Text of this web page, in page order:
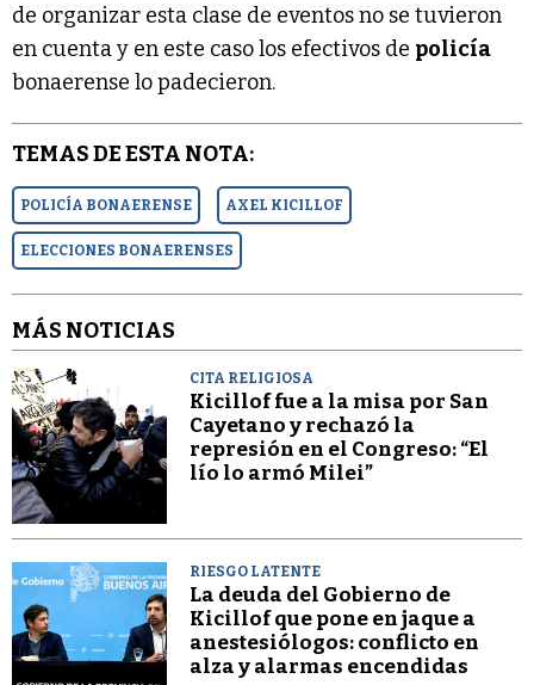
de organizar esta clase de eventos no se tuvieron
en cuenta y en este caso los efectivos de policía
bonaerense lo padecieron.
TEMAS DE ESTA NOTA:
POLICÍA BONAERENSE AXEL KICILLOF
ELECCIONES BONAERENSES
MÁS NOTICIAS
CITA RELIGIOSA
Kicillof fue a la misa por San
Cayetano y rechazó la
represión en el Congreso: “El
lío lo armó Milei”
RIESGO LATENTE
La deuda del Gobierno de
Kicillof que pone en jaque a
anestesiólogos: conflicto en
alza y alarmas encendidas